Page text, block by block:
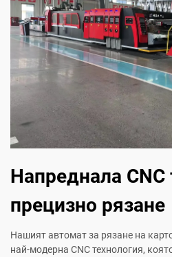
Напреднала CNC
прецизно рязане
Нашият автомат за рязане на
най-модерна CNC технология,